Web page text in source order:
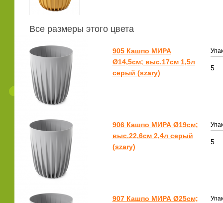
Все размеры этого цвета
905 Кашпо МИРА
Ø14,5см; выс.17см 1,5л
серый (szary)
5
906 Кашпо МИРА Ø19см;
выс.22,6см 2,4л серый
(szary)
5
907 Кашпо МИРА Ø25см;